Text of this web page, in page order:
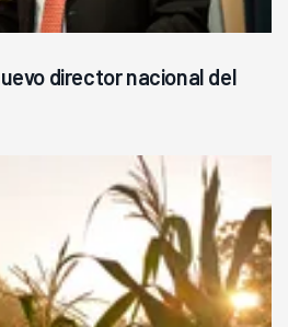
director nacional del